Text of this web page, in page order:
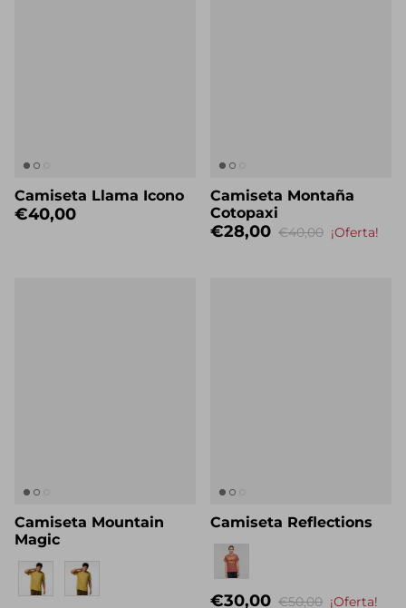
Camiseta Llama Icono
€40,00
Camiseta Montaña
Cotopaxi
€28,00 €40,00 ¡Oferta!
Camiseta Mountain
Magic
Eigenname
Camiseta Reflections
Eigenname
€30,00 €50,00 ¡Oferta!